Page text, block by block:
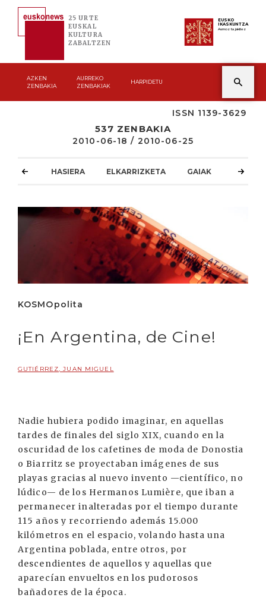
25 URTE
EUSKAL
KULTURA
ZABALTZEN
EUSKO
IKASKUNTZA
Asmoz ta jakitez
AZKEN
ZENBAKIA
AURREKO
ZENBAKIAK
HARPIDETU
ISSN 1139-3629
537 ZENBAKIA
2010-06-18 / 2010-06-25
HASIERA ELKARRIZKETA GAIAK
KOSMOpolita
¡En Argentina, de Cine!
GUTIÉRREZ, JUAN MIGUEL
Nadie hubiera podido imaginar, en aquellas
tardes de finales del siglo XIX, cuando en la
oscuridad de los cafetines de moda de Donostia
o Biarritz se proyectaban imágenes de sus
playas gracias al nuevo invento —científico, no
lúdico— de los Hermanos Lumière, que iban a
permanecer inalteradas por el tiempo durante
115 años y recorriendo además 15.000
kilómetros en el espacio, volando hasta una
Argentina poblada, entre otros, por
descendientes de aquellos y aquellas que
aparecían envueltos en los pudorosos
bañadores de la época.